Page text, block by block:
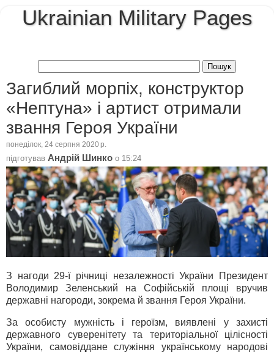
Ukrainian Military Pages
Загиблий морпіх, конструктор
«Нептуна» і артист отримали
звання Героя України
понеділок, 24 серпня 2020 р.
підготував Андрій Шинко о 15:24
З нагоди 29-ї річниці незалежності України Президент
Володимир Зеленський на Софійській площі вручив
державні нагороди, зокрема й звання Героя України.
За особисту мужність і героїзм, виявлені у захисті
державного суверенітету та територіальної цілісності
України, самовіддане служіння українському народові